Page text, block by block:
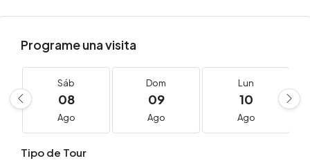
Programe una visita
Sáb
08
Ago
Dom
09
Ago
Lun
10
Ago
Tipo de Tour